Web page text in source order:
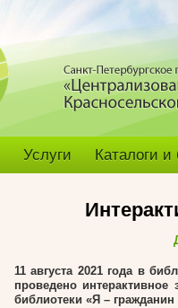
Услуги Каталоги
11 августа 2021 года в
проведено
библиотеки «Я –